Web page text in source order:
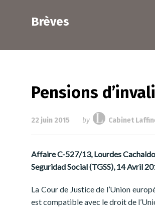
Brèves
Pensions
22 juin 2015 by Cabinet
Affaire C-527/13, Lourdes
Seguridad Social (TGSS), 14 Avril
La Cour de Justice de l’Union
est compatible avec le droit de